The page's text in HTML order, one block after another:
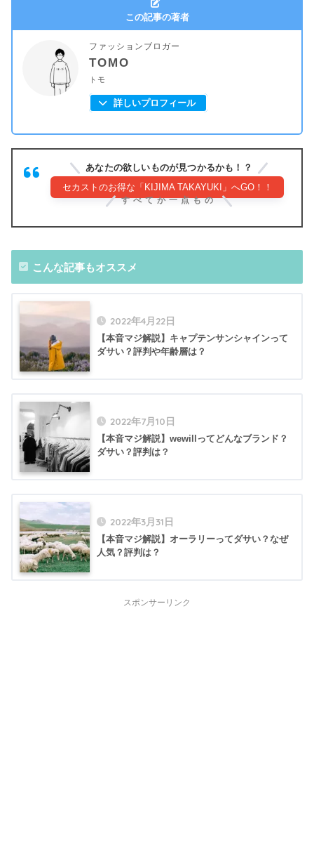
この記事の著者
ファッションブロガー
TOMO
トモ
詳しいプロフィール
あなたの欲しいものが見つかるかも！？
セカストのお得な「KIJIMA TAKAYUKI」へGO！！
すべてか一点もの
こんな記事もオススメ
2022年4月22日
【本音マジ解説】キャプテンサンシャインって
ダサい？評判や年齢層は？
2022年7月10日
【本音マジ解説】wewillってどんなブランド？
ダサい？評判は？
2022年3月31日
【本音マジ解説】オーラリーってダサい？なぜ
人気？評判は？
スポンサーリンク